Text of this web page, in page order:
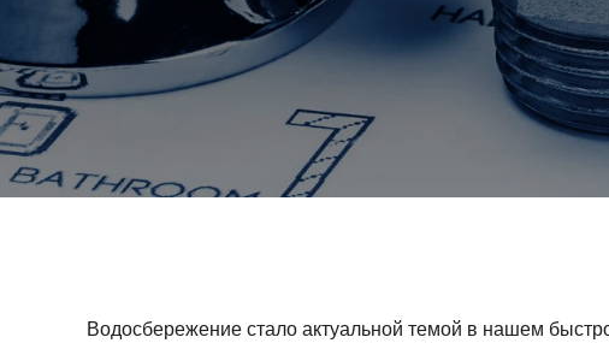
Водосбережение стало актуальной темой в нашем